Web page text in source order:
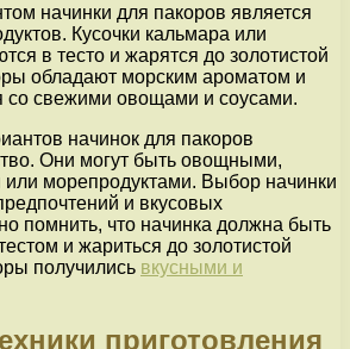
начинки для пакоров является
Кусочки кальмара или
в тесто и жарятся до золотистой
обладают морским ароматом и
со свежими овощами и соусами.
начинок для пакоров
Они могут быть овощными,
морепродуктами. Выбор начинки
и вкусовых
помнить, что начинка должна быть
и жариться до золотистой
получились вкусными и
приготовления